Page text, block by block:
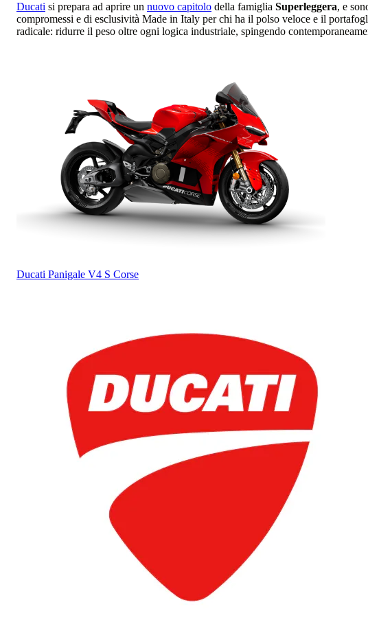
Ducati si prepara ad aprire un nuovo capitolo della famiglia Superleggera, e
compromessi e di esclusività Made in Italy per chi ha il polso veloce e il
radicale: ridurre il peso oltre ogni logica industriale, spingendo
Ducati Panigale V4 S Corse